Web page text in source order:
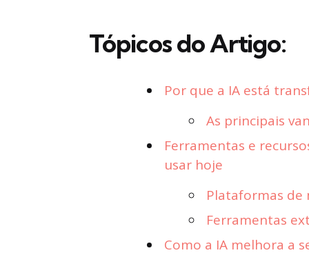
Tópicos do Artigo:
Por que a IA está
As principais
Ferramentas e
usar hoje
Plataformas de
Ferramentas
Como a IA melhora a